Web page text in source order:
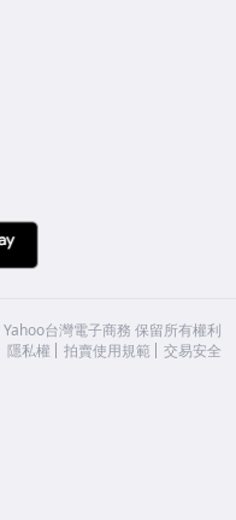
Yahoo台灣電子商務 保留所有權利
隱私權 拍賣使用規範 交易安全